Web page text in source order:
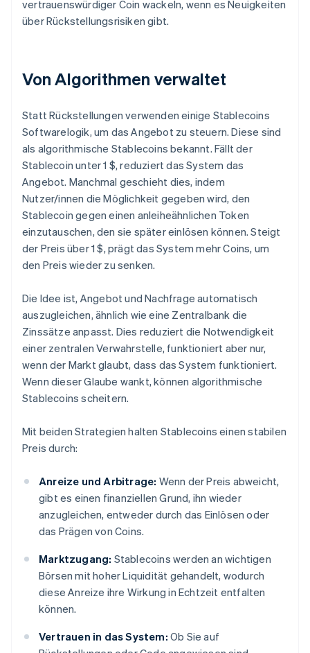
vertrauenswürdiger Coin wackeln, wenn es Neuigkeiten
über Rückstellungsrisiken gibt.
Von Algorithmen verwaltet
Statt Rückstellungen verwenden einige Stablecoins
Softwarelogik, um das Angebot zu steuern. Diese sind
als algorithmische Stablecoins bekannt. Fällt der
Stablecoin unter 1 $, reduziert das System das
Angebot. Manchmal geschieht dies, indem
Nutzer/innen die Möglichkeit gegeben wird, den
Stablecoin gegen einen anleiheähnlichen Token
einzutauschen, den sie später einlösen können. Steigt
der Preis über 1 $, prägt das System mehr Coins, um
den Preis wieder zu senken.
Die Idee ist, Angebot und Nachfrage automatisch
auszugleichen, ähnlich wie eine Zentralbank die
Zinssätze anpasst. Dies reduziert die Notwendigkeit
einer zentralen Verwahrstelle, funktioniert aber nur,
wenn der Markt glaubt, dass das System funktioniert.
Wenn dieser Glaube wankt, können algorithmische
Stablecoins scheitern.
Mit beiden Strategien halten Stablecoins einen stabilen
Preis durch:
Anreize und Arbitrage: Wenn der Preis abweicht,
gibt es einen finanziellen Grund, ihn wieder
anzugleichen, entweder durch das Einlösen oder
das Prägen von Coins.
Marktzugang: Stablecoins werden an wichtigen
Börsen mit hoher Liquidität gehandelt, wodurch
diese Anreize ihre Wirkung in Echtzeit entfalten
können.
Vertrauen in das System: Ob Sie auf